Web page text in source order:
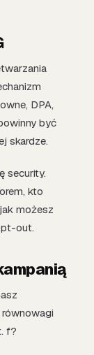
DPA,
być
skardze.
security.
kto
możesz
out.
f?